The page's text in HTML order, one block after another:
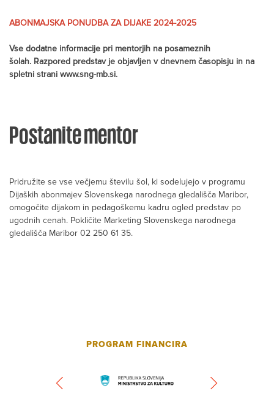
ABONMAJSKA PONUDBA ZA DIJAKE 2024-2025
Vse dodatne informacije pri mentorjih na posameznih
šolah. Razpored predstav je objavljen v dnevnem časopisju in na
spletni strani www.sng-mb.si.
Postanite mentor
Pridružite se vse večjemu številu šol, ki sodelujejo v programu
Dijaških abonmajev Slovenskega narodnega gledališča Maribor,
omogočite dijakom in pedagoškemu kadru ogled predstav po
ugodnih cenah. Pokličite Marketing Slovenskega narodnega
gledališča Maribor 02 250 61 35.
PROGRAM FINANCIRA